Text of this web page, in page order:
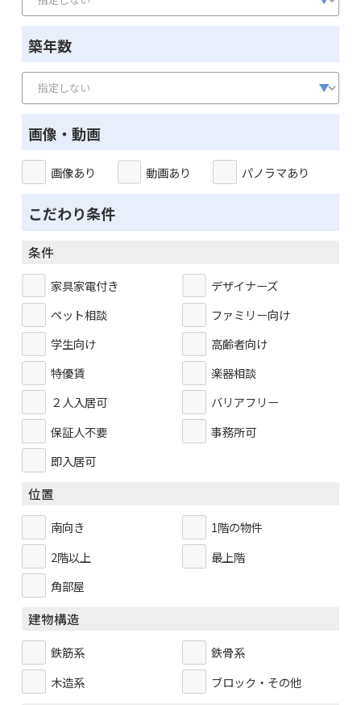
築年数
画像・動画
画像あり 動画あり パノラマあり
こだわり条件
条件
家具家電付き
デザイナーズ
ペット相談
ファミリー向け
学生向け
高齢者向け
特優賃
楽器相談
２人入居可
バリアフリー
保証人不要
事務所可
即入居可
位置
南向き
1階の物件
2階以上
最上階
角部屋
建物構造
鉄筋系
鉄骨系
木造系
ブロック・その他